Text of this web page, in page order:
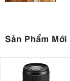
Sản Phẩm Mới